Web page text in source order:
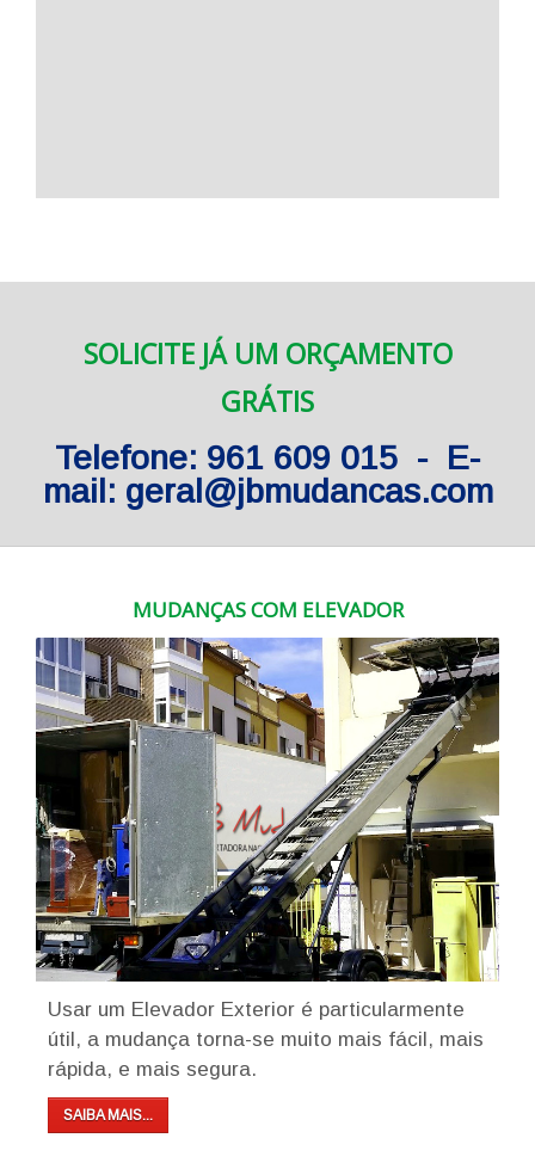
SOLICITE JÁ UM ORÇAMENTO
GRÁTIS
Telefone: 961 609 015 - E-
mail: geral@jbmudancas.com
MUDANÇAS COM ELEVADOR
Usar um Elevador Exterior é particularmente
útil, a mudança torna-se muito mais fácil, mais
rápida, e mais segura.
SAIBA MAIS...